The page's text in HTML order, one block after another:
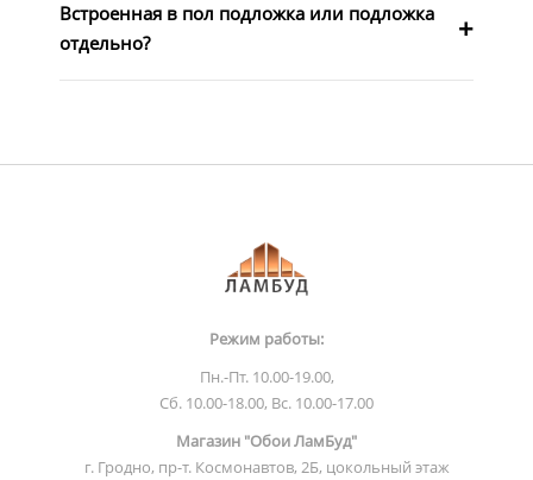
Встроенная в пол подложка или подложка
отдельно?
Режим работы:
Пн.-Пт. 10.00-19.00,
Сб. 10.00-18.00, Вс. 10.00-17.00
Магазин "Обои ЛамБуд"
г. Гродно, пр-т. Космонавтов, 2Б, цокольный этаж